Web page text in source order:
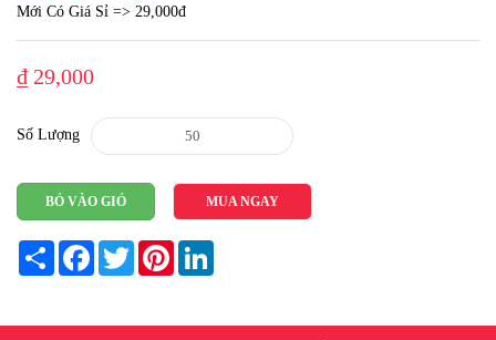
Mới Có Giá Sỉ => 29,000đ
₫ 29,000
Số Lượng
BỎ VÀO GIỎ MUA NGAY
Share FacebookTwitterPinterest